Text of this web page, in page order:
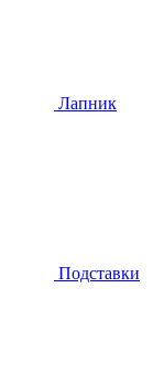
Лапник
Подставки